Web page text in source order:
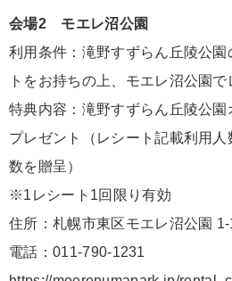
会場2 モエレ沼公園
利用条件：滝野すずらん丘陵公
トをお持ちの上、モエレ沼公園
特典内容：滝野すずらん丘陵公
プレゼント（レシート記載利用
数を贈呈）
※1レシート1回限り有効
住所：札幌市東区モエレ沼公園 1-
電話：011-790-1231